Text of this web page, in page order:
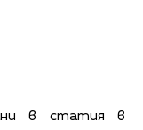
в статия в